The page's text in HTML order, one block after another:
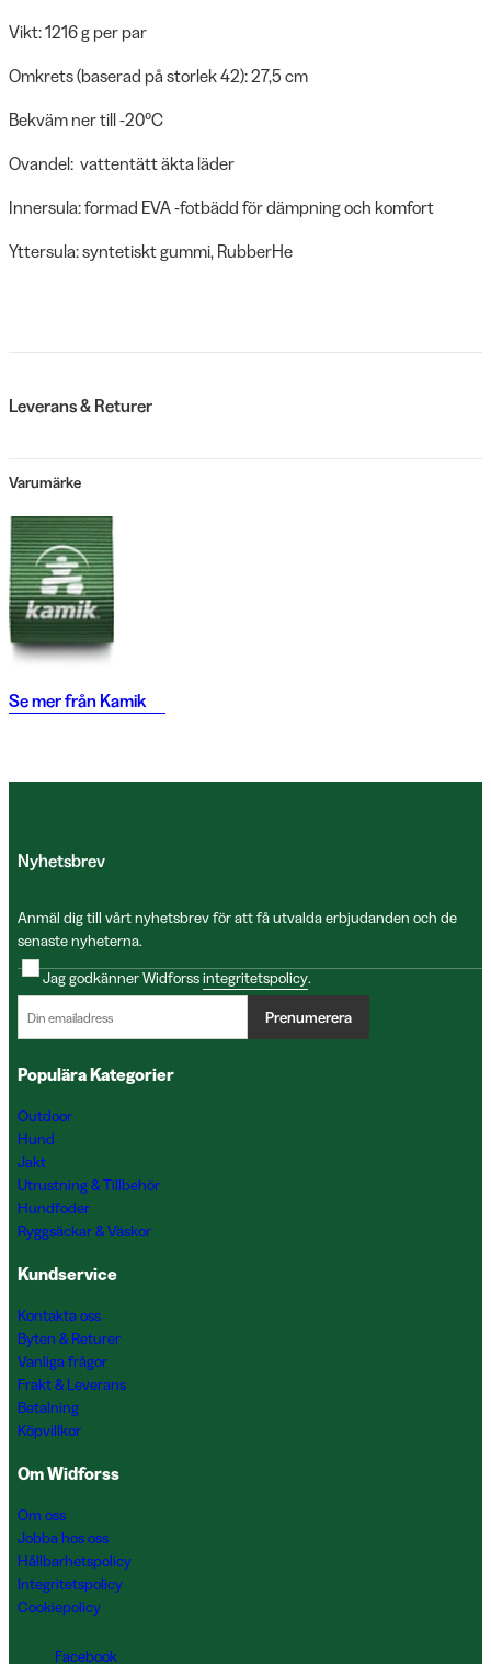
Vikt: 1216 g per par
Omkrets (baserad på storlek 42): 27,5 cm
Bekväm ner till -20°C
Ovandel: vattentätt äkta läder
Innersula: formad EVA -fotbädd för dämpning och komfort
Yttersula: syntetiskt gummi, RubberHe
Leverans & Returer
Varumärke
Se mer från Kamik
Nyhetsbrev
Anmäl dig till vårt nyhetsbrev för att få utvalda erbjudanden och de
senaste nyheterna.
Jag godkänner Widforssintegritetspolicy.
Prenumerera
Populära Kategorier
Outdoor
Hund
Jakt
Utrustning & Tillbehör
Hundfoder
Ryggsäckar & Väskor
Kundservice
Kontakta oss
Byten & Returer
Vanliga frågor
Frakt & Leverans
Betalning
Köpvillkor
Om Widforss
Om oss
Jobba hos oss
Hållbarhetspolicy
Integritetspolicy
Cookiepolicy
Facebook